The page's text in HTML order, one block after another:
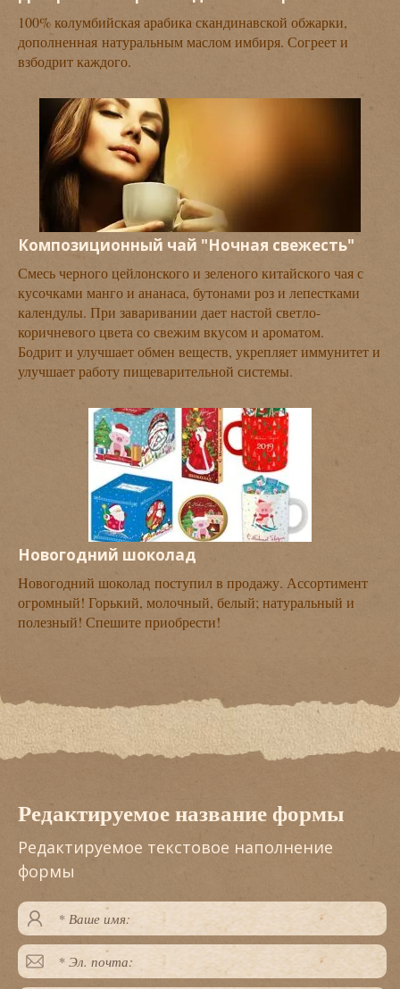
100% колумбийская арабика скандинавской обжарки,
дополненная натуральным маслом имбиря. Согреет и
взбодрит каждого.
Композиционный чай "Ночная свежесть"
Смесь черного цейлонского и зеленого китайского чая с
кусочками манго и ананаса, бутонами роз и лепестками
календулы. При заваривании дает настой светло-
коричневого цвета со свежим вкусом и ароматом.
Бодрит и улучшает обмен веществ, укрепляет иммунитет и
улучшает работу пищеварительной системы.
Новогодний шоколад
Новогодний шоколад поступил в продажу. Ассортимент
огромный! Горький, молочный, белый; натуральный и
полезный! Спешите приобрести!
Редактируемое название формы
Редактируемое текстовое наполнение
формы